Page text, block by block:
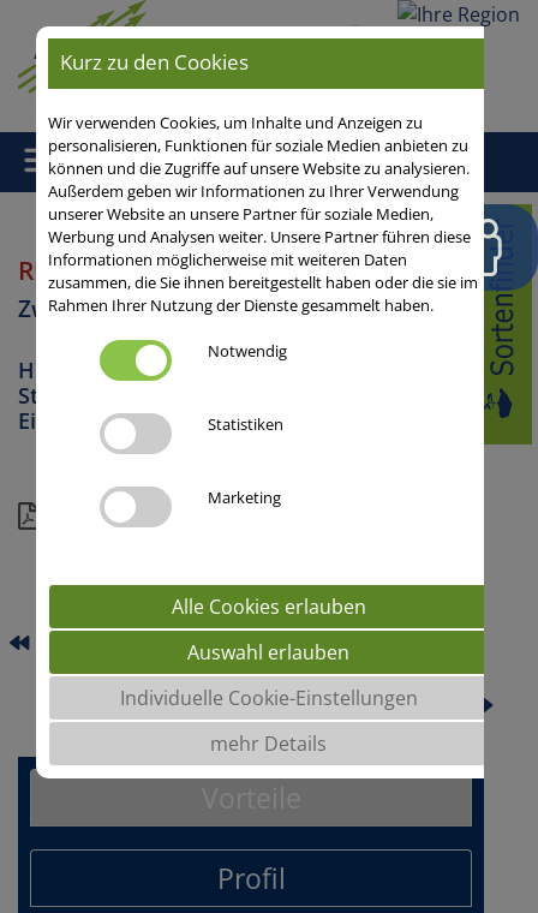
Ihre
Home/Zwischenfrüchte/ RUBIN
RUBINSommerfuttererbse
Zwischenfrüchte
Humusaufbau, Erosionsschutz,
Stickstoffanreicherung, Gründüngung,
Eignung zur Biogas- / Futternutzung
Download
RELAX
SCOUT
Profil
Kurz zu den Cookies
Wir verwenden Cookies, um Inhalte und Anzeigen zu
personalisieren, Funktionen für soziale Medien anbieten zu
können und die Zugriffe auf unsere Website zu analysieren.
Außerdem geben wir Informationen zu Ihrer Verwendung
unserer Website an unsere Partner für soziale Medien,
Werbung und Analysen weiter. Unsere Partner führen diese
Informationen möglicherweise mit weiteren Daten
zusammen, die Sie ihnen bereitgestellt haben oder die sie im
Rahmen Ihrer Nutzung der Dienste gesammelt haben.
Notwendig
Statistiken
Marketing
Alle Cookies erlauben
Auswahl erlauben
Individuelle Cookie-Einstellungen
mehr Details